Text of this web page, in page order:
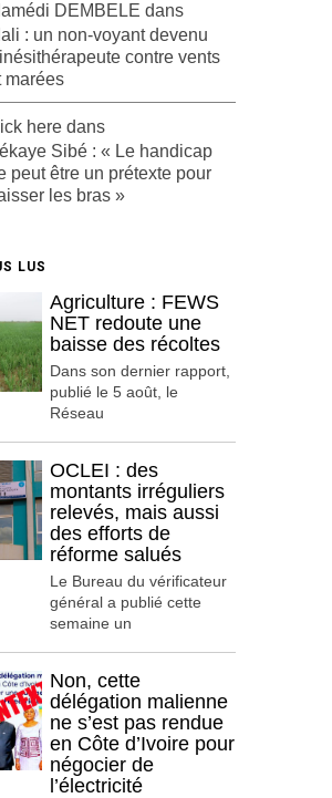
DEMBELE dans
: un non-voyant devenu
contre vents
marées
here dans
Sibé : « Le handicap
peut être un prétexte pour
les bras »
LUS
Agriculture : FEWS
NET redoute une
baisse des récoltes
Dans son dernier rapport,
publié le 5 août, le
Réseau
OCLEI : des
montants irréguliers
relevés, mais aussi
des efforts de
réforme salués
Le Bureau du vérificateur
général a publié cette
semaine un
Non, cette
délégation malienne
ne s’est pas rendue
en Côte d’Ivoire pour
négocier de
l’électricité